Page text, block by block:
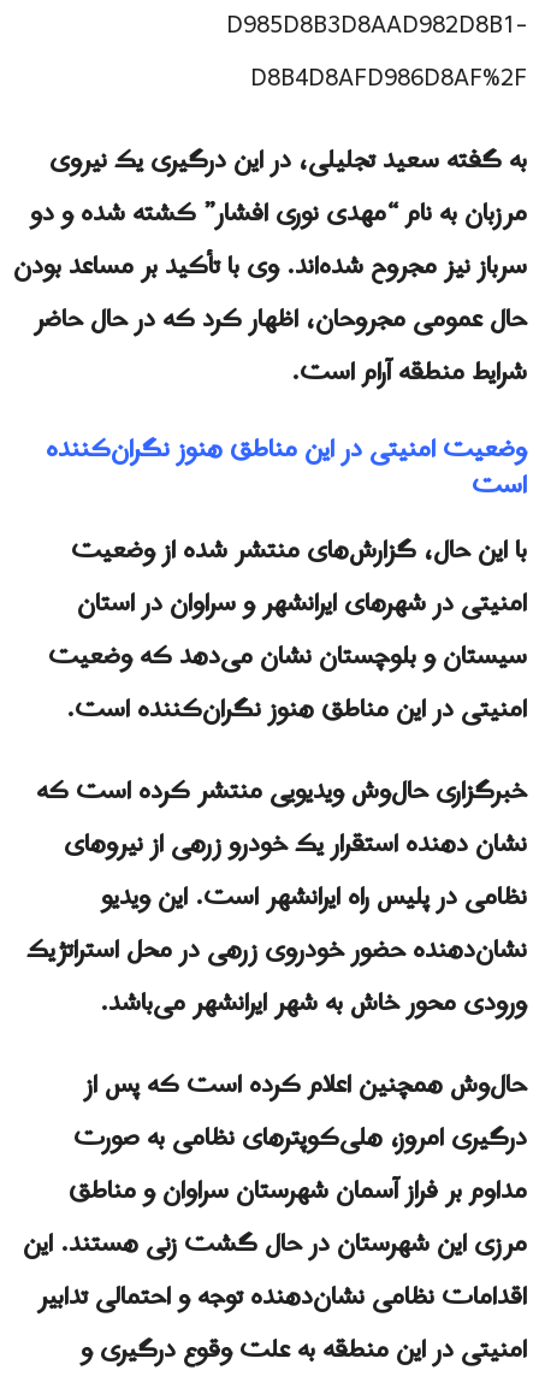
D985D8B3D8AAD982D8B1-
D8B4D8AFD986D8AF%2F
به گفته سعید تجلیلی، در این درگیری یک نیروی
مرزبان به نام “مهدی نوری افشار” کشته شده و دو
سرباز نیز مجروح شده‌اند. وی با تأکید بر مساعد بودن
حال عمومی مجروحان، اظهار کرد که در حال حاضر
شرایط منطقه آرام است.
وضعیت امنیتی در این مناطق هنوز نگران‌کننده
است
با این حال، گزارش‌های منتشر شده از وضعیت
امنیتی در شهرهای ایرانشهر و سراوان در استان
سیستان و بلوچستان نشان می‌دهد که وضعیت
امنیتی در این مناطق هنوز نگران‌کننده است.
خبرگزاری حال‌وش ویدیویی منتشر کرده است که
نشان دهنده استقرار یک خودرو زرهی از نیروهای
نظامی در پلیس راه ایرانشهر است. این ویدیو
نشان‌دهنده حضور خودروی زرهی در محل استراتژیک
ورودی محور خاش به شهر ایرانشهر می‌باشد.
حال‌وش همچنین اعلام کرده است که پس از
درگیری امروز، هلی‌کوپترهای نظامی به صورت
مداوم بر فراز آسمان شهرستان سراوان و مناطق
مرزی این شهرستان در حال گشت زنی هستند. این
اقدامات نظامی نشان‌دهنده توجه و احتمالی تدابیر
امنیتی در این منطقه به علت وقوع درگیری و